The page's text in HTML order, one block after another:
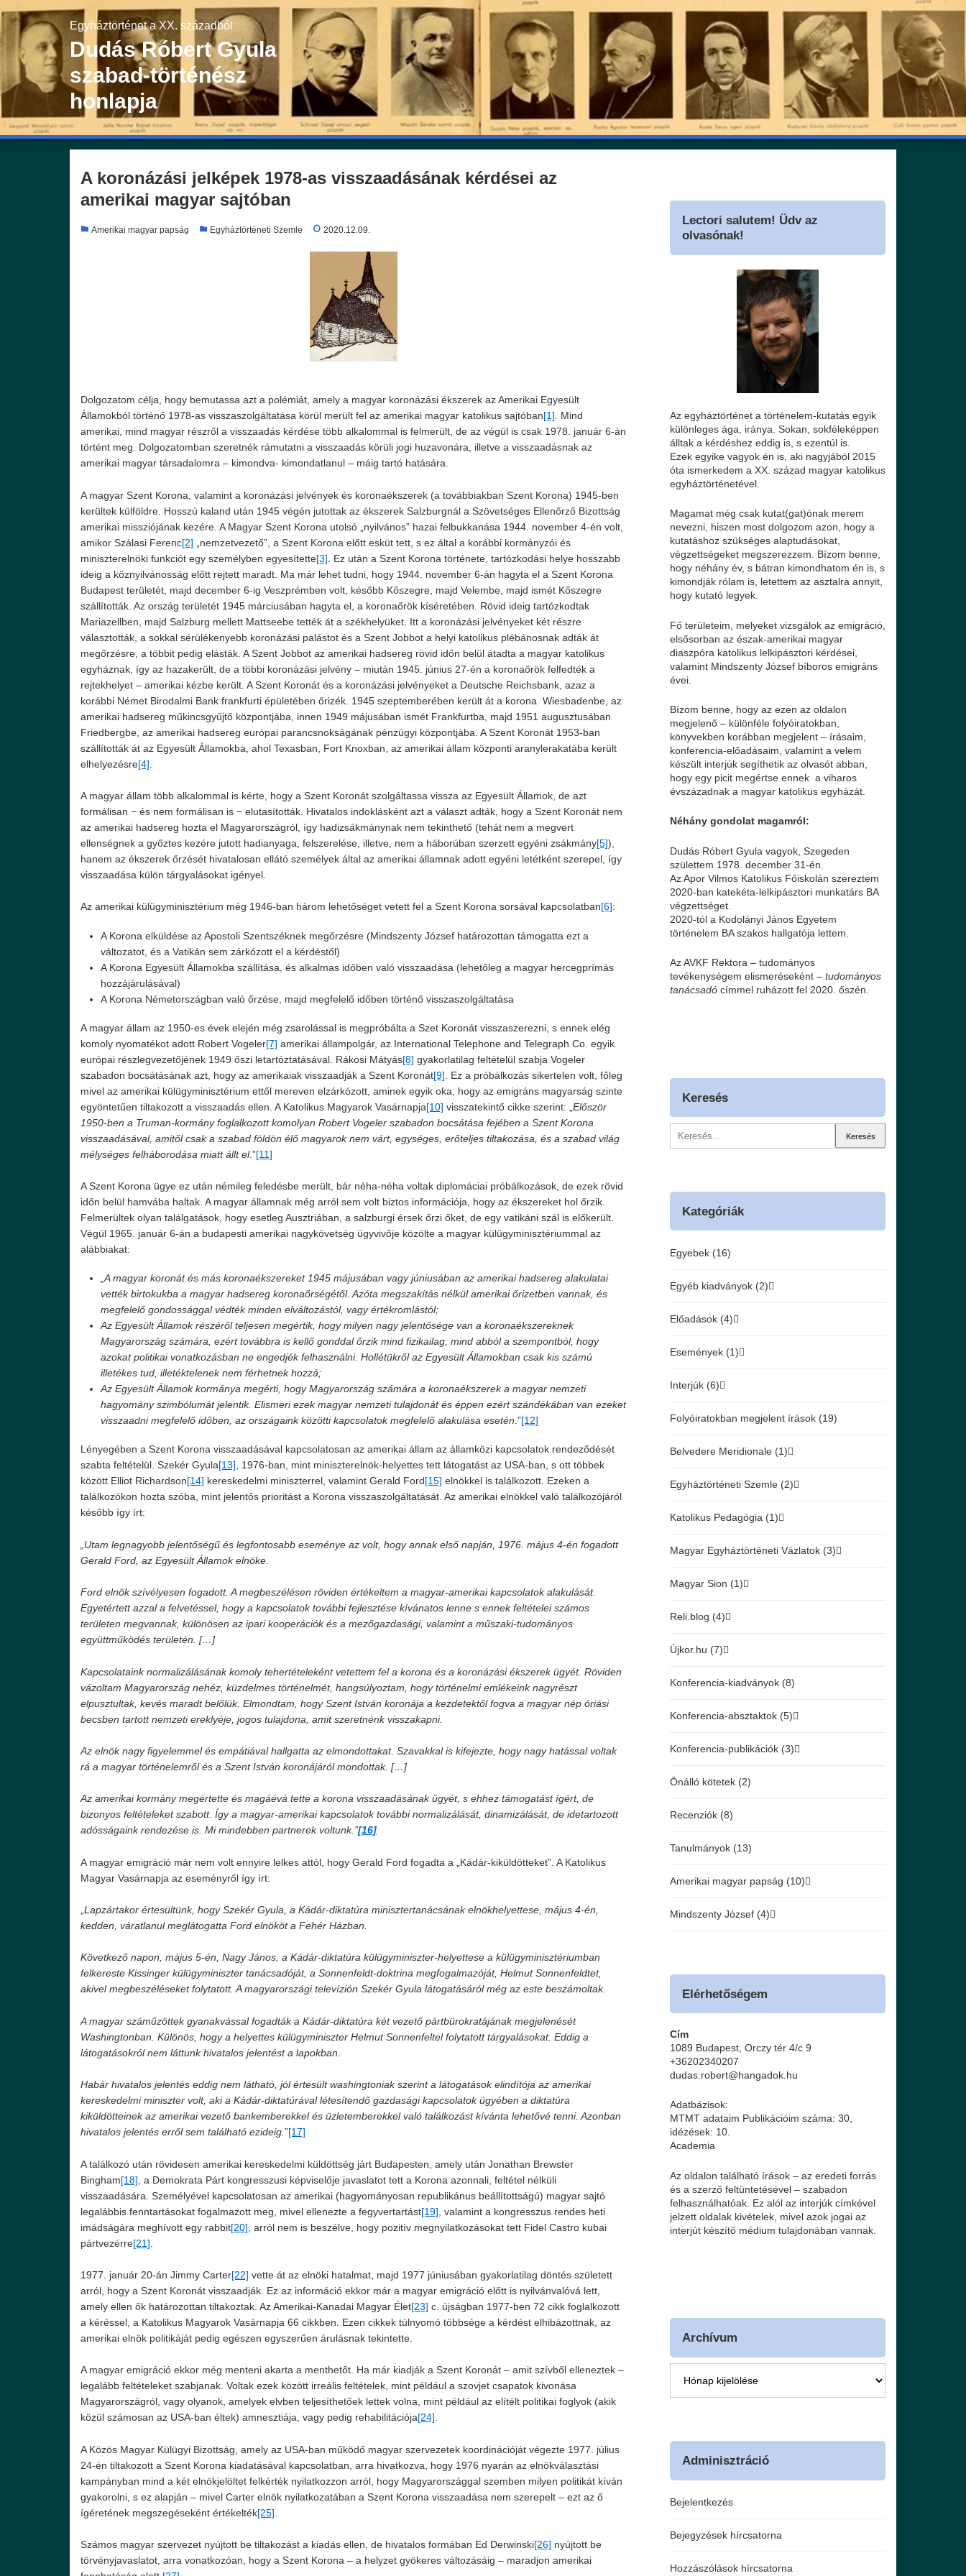
content
Egyháztörténet a XX. századból
Dudás Róbert Gyula
szabad-történész
honlapja
A koronázási jelképek 1978-as visszaadásának kérdései az
amerikai magyar sajtóban
Amerikai magyar papság Egyháztörténeti Szemle 2020.12.09.
Dolgozatom célja, hogy bemutassa azt a polémiát, amely a magyar koronázási ékszerek az Amerikai Egyesült
Államokból történő 1978-as visszaszolgáltatása körül merült fel az amerikai magyar katolikus sajtóban[1] . Mind
amerikai, mind magyar részről a visszaadás kérdése több alkalommal is felmerült, de az végül is csak 1978. január 6-án
történt meg. Dolgozatomban szeretnék rámutatni a visszaadás körüli jogi huzavonára, illetve a visszaadásnak az
amerikai magyar társadalomra – kimondva- kimondatlanul – máig tartó hatására.
A magyar Szent Korona, valamint a koronázási jelvények és koronaékszerek (a továbbiakban Szent Korona) 1945-ben
kerültek külföldre. Hosszú kaland után 1945 végén jutottak az ékszerek Salzburgnál a Szövetséges Ellenőrző Bizottság
amerikai missziójának kezére. A Magyar Szent Korona utolsó „nyilvános” hazai felbukkanása 1944. november 4-én volt,
amikor Szálasi Ferenc[2] „nemzetvezető”, a Szent Korona előtt esküt tett, s ez által a korábbi kormányzói és
miniszterelnöki funkciót egy személyben egyesítette[3] . Ez után a Szent Korona története, tartózkodási helye hosszabb
ideig a köznyilvánosság előtt rejtett maradt. Ma már lehet tudni, hogy 1944. november 6-án hagyta el a Szent Korona
Budapest területét, majd december 6-ig Veszprémben volt, később Kőszegre, majd Velembe, majd ismét Kőszegre
szállították. Az ország területét 1945 márciusában hagyta el, a koronaőrök kíséretében. Rövid ideig tartózkodtak
Mariazellben, majd Salzburg mellett Mattseebe tették át a székhelyüket. Itt a koronázási jelvényeket két részre
választották, a sokkal sérülékenyebb koronázási palástot és a Szent Jobbot a helyi katolikus plébánosnak adták át
megőrzésre, a többit pedig elásták. A Szent Jobbot az amerikai hadsereg rövid időn belül átadta a magyar katolikus
egyháznak, így az hazakerült, de a többi koronázási jelvény – miután 1945. június 27-én a koronaőrök felfedték a
rejtekhelyet – amerikai kézbe került. A Szent Koronát és a koronázási jelvényeket a Deutsche Reichsbank, azaz a
korábbi Német Birodalmi Bank frankfurti épületében őrizék. 1945 szeptemberében került át a korona Wiesbadenbe, az
amerikai hadsereg műkincsgyűjtő központjába, innen 1949 májusában ismét Frankfurtba, majd 1951 augusztusában
Friedbergbe, az amerikai hadsereg európai parancsnokságának pénzügyi központjába. A Szent Koronát 1953-ban
szállították át az Egyesült Államokba, ahol Texasban, Fort Knoxban, az amerikai állam központi aranylerakatába került
elhelyezésre[4]
A magyar állam több alkalommal is kérte, hogy a Szent Koronát szolgáltassa vissza az Egyesült Államok, de azt
formálisan − és nem formálisan is − elutasították. Hivatalos indoklásként azt a választ adták, hogy a Szent Koronát nem
az amerikai hadsereg hozta el Magyarországról, így hadizsákmánynak nem tekinthető (tehát nem a megvert
ellenségnek a győztes kezére jutott hadianyaga, felszerelése, illetve, nem a háborúban szerzett egyéni zsákmány[5]),
hanem az ékszerek őrzését hivatalosan ellátó személyek által az amerikai államnak adott egyéni letétként szerepel, így
visszaadása külön tárgyalásokat igényel.
Az amerikai külügyminisztérium még 1946-ban három lehetőséget vetett fel a Szent Korona sorsával kapcsolatban[6]:
A Korona elküldése az Apostoli Szentszéknek megőrzésre (Mindszenty József határozottan támogatta ezt a
változatot, és a Vatikán sem zárkózott el a kérdéstől)
A Korona Egyesült Államokba szállítása, és alkalmas időben való visszaadása (lehetőleg a magyar hercegprímás
hozzájárulásával)
A Korona Németországban való őrzése, majd megfelelő időben történő visszaszolgáltatása
A magyar állam az 1950-es évek elején még zsarolással is megpróbálta a Szet Koronát visszaszerezni, s ennek elég
komoly nyomatékot adott Robert Vogeler[7] amerikai állampolgár, az International Telephone and Telegraph Co. egyik
európai részlegvezetőjének 1949 őszi letartóztatásával. Rákosi Mátyás[8] gyakorlatilag feltételül szabja Vogeler
szabadon bocsátásának azt, hogy az amerikaiak visszaadják a Szent Koronát[9] . Ez a próbálkozás sikertelen volt, főleg
mivel az amerikai külügyminisztérium ettől mereven elzárkózott, aminek egyik oka, hogy az emigráns magyarság szinte
egyöntetűen tiltakozott a visszaadás ellen. A Katolikus Magyarok Vasárnapja[10] visszatekintő cikke szerint: „ Először
1950-ben a Truman-kormány foglalkozott komolyan Robert Vogeler szabadon bocsátása fejében a Szent Korona
visszaadásával, amitől csak a szabad földön élő magyarok nem várt, egységes, erőteljes tiltakozása, és a szabad világ
mélységes felháborodása miatt állt el.”[11]
A Szent Korona ügye ez után némileg feledésbe merült, bár néha-néha voltak diplomáciai próbálkozások, de ezek rövid
időn belül hamvába haltak. A magyar államnak még arról sem volt biztos információja, hogy az ékszereket hol őrzik.
Felmerültek olyan találgatások, hogy esetleg Ausztriában, a salzburgi érsek őrzi őket, de egy vatikáni szál is előkerült.
Végül 1965. január 6-án a budapesti amerikai nagykövetség ügyvivője közölte a magyar külügyminisztériummal az
alábbiakat:
„A magyar koronát és más koronaékszereket 1945 májusában vagy júniusában az amerikai hadsereg alakulatai
vették birtokukba a magyar hadsereg koronaőrségétől. Azóta megszakítás nélkül amerikai őrizetben vannak, és
megfelelő gondossággal védték minden elváltozástól, vagy értékromlástól;
Az Egyesült Államok részéről teljesen megértik, hogy milyen nagy jelentősége van a koronaékszereknek
Magyarország számára, ezért továbbra is kellő gonddal őrzik mind fizikailag, mind abból a szempontból, hogy
azokat politikai vonatkozásban ne engedjék felhasználni. Hollétükről az Egyesült Államokban csak kis számú
illetékes tud, illetéktelenek nem férhetnek hozzá;
Az Egyesült Államok kormánya megérti, hogy Magyarország számára a koronaékszerek a magyar nemzeti
hagyomány szimbólumát jelentik. Elismeri ezek magyar nemzeti tulajdonát és éppen ezért szándékában van ezeket
visszaadni megfelelő időben, az országaink közötti kapcsolatok megfelelő alakulása esetén.”[12]
Lényegében a Szent Korona visszaadásával kapcsolatosan az amerikai állam az államközi kapcsolatok rendeződését
szabta feltételül. Szekér Gyula[13], 1976-ban, mint miniszterelnök-helyettes tett látogatást az USA-ban, s ott többek
között Elliot Richardson[14] kereskedelmi miniszterrel, valamint Gerald Ford[15] elnökkel is találkozott. Ezeken a
találkozókon hozta szóba, mint jelentős prioritást a Korona visszaszolgáltatását. Az amerikai elnökkel való találkozójáról
később így írt:
„Utam legnagyobb jelentőségű és legfontosabb eseménye az volt, hogy annak első napján, 1976. május 4-én fogadott
Gerald Ford, az Egyesült Államok elnöke.
Ford elnök szívélyesen fogadott. A megbeszélésen röviden értékeltem a magyar-amerikai kapcsolatok alakulását.
Egyetértett azzal a felvetéssel, hogy a kapcsolatok további fejlesztése kívánatos lenne s ennek feltételei számos
területen megvannak, különösen az ipari kooperációk és a mezőgazdasági, valamint a műszaki-tudományos
együttműködés területén. […]
Kapcsolataink normalizálásának komoly tehertételeként vetettem fel a korona és a koronázási ékszerek ügyét. Röviden
vázoltam Magyarország nehéz, küzdelmes történelmét, hangsúlyoztam, hogy történelmi emlékeink nagyrészt
elpusztultak, kevés maradt belőlük. Elmondtam, hogy Szent István koronája a kezdetektől fogva a magyar nép óriási
becsben tartott nemzeti ereklyéje, jogos tulajdona, amit szeretnénk visszakapni.
Az elnök nagy figyelemmel és empátiával hallgatta az elmondottakat. Szavakkal is kifejezte, hogy nagy hatással voltak
rá a magyar történelemről és a Szent István koronájáról mondottak. […]
Az amerikai kormány megértette és magáévá tette a korona visszaadásának ügyét, s ehhez támogatást ígért, de
bizonyos feltételeket szabott. Így a magyar-amerikai kapcsolatok további normalizálását, dinamizálását, de idetartozott
adósságaink rendezése is. Mi mindebben partnerek voltunk.”[16]
A magyar emigráció már nem volt ennyire lelkes attól, hogy Gerald Ford fogadta a „Kádár-kiküldötteket”. A Katolikus
Magyar Vasárnapja az eseményről így írt:
Lapzártakor értesültünk, hogy Szekér Gyula, a Kádár-diktatúra minisztertanácsának elnökhelyettese, május 4-én,
kedden, váratlanul meglátogatta Ford elnököt a Fehér Házban.
Következő napon, május 5-én, Nagy János, a Kádár-diktatúra külügyminiszter-helyettese a külügyminisztériumban
felkereste Kissinger külügyminiszter tanácsadóját, a Sonnenfeldt-doktrina megfogalmazóját, Helmut Sonnenfeldtet,
akivel megbeszéléseket folytatott. A magyarországi televízión Szekér Gyula látogatásáról még az este beszámoltak.
A magyar száműzöttek gyanakvással fogadták a Kádár-diktatúra két vezető pártbürokratájának megjelenését
Washingtonban. Különös, hogy a helyettes külügyminiszter Helmut Sonnenfeltel folytatott tárgyalásokat. Eddig a
látogatásokról nem láttunk hivatalos jelentést a lapokban.
Habár hivatalos jelentés eddig nem látható, jól értesült washingtoniak szerint a látogatások elindítója az amerikai
kereskedelmi miniszter volt, aki a Kádár-diktatúrával létesítendő gazdasági kapcsolatok ügyében a diktatúra
kiküldötteinek az amerikai vezető bankemberekkel és üzletemberekkel való találkozást kívánta lehetővé tenni. Azonban
hivatalos jelentés erről sem található ezideig. ”[17]
A találkozó után rövidesen amerikai kereskedelmi küldöttség járt Budapesten, amely után Jonathan Brewster
Bingham[18] , a Demokrata Párt kongresszusi képviselője javaslatot tett a Korona azonnali, feltétel nélküli
visszaadására. Személyével kapcsolatosan az amerikai (hagyományosan republikánus beállítottságú) magyar sajtó
legalábbis fenntartásokat fogalmazott meg, mivel ellenezte a fegyvertartást[19] , valamint a kongresszus rendes heti
imádságára meghívott egy rabbit[20] , arról nem is beszélve, hogy pozitív megnyilatkozásokat tett Fidel Castro kubai
pártvezérre[21]
1977. január 20-án Jimmy Carter[22] vette át az elnöki hatalmat, majd 1977 júniusában gyakorlatilag döntés született
arról, hogy a Szent Koronát visszaadják. Ez az információ ekkor már a magyar emigráció előtt is nyilvánvalóvá lett,
amely ellen ők határozottan tiltakoztak. Az Amerikai-Kanadai Magyar Élet[23] c. újságban 1977-ben 72 cikk foglalkozott
a kéréssel, a Katolikus Magyarok Vasárnapja 66 cikkben. Ezen cikkek túlnyomó többsége a kérdést elhibázottnak, az
amerikai elnök politikáját pedig egészen egyszerűen árulásnak tekintette.
A magyar emigráció ekkor még menteni akarta a menthetőt. Ha már kiadják a Szent Koronát – amit szívből elleneztek –
legalább feltételeket szabjanak. Voltak ezek között irreális feltételek, mint például a szovjet csapatok kivonása
Magyarországról, vagy olyanok, amelyek elvben teljesíthetőek lettek volna, mint például az elítélt politikai foglyok (akik
közül számosan az USA-ban éltek) amnesztiája, vagy pedig rehabilitációja[24].
A Közös Magyar Külügyi Bizottság, amely az USA-ban működő magyar szervezetek koordinációját végezte 1977. július
24-én tiltakozott a Szent Korona kiadatásával kapcsolatban, arra hivatkozva, hogy 1976 nyarán az elnökválasztási
kampányban mind a két elnökjelöltet felkérték nyilatkozzon arról, hogy Magyarországgal szemben milyen politikát kíván
gyakorolni, s ez alapján – mivel Carter elnök nyilatkozatában a Szent Korona visszaadása nem szerepelt – ezt az ő
ígéretének megszegéseként értékelték[25]
Számos magyar szervezet nyújtott be tiltakozást a kiadás ellen, de hivatalos formában Ed Derwinski[26] nyújtott be
törvényjavaslatot, arra vonatkozóan, hogy a Szent Korona – a helyzet gyökeres változásáig – maradjon amerikai
Lectori salutem! Üdv az
olvasónak!
Az egyháztörténet a történelem-kutatás egyik
különleges ága, iránya. Sokan, sokféleképpen
álltak a kérdéshez eddig is, s ezentúl is.
Ezek egyike vagyok én is, aki nagyjából 2015
óta ismerkedem a XX. század magyar katolikus
egyháztörténetével.
Magamat még csak kutat(gat)ónak merem
nevezni, hiszen most dolgozom azon, hogy a
kutatáshoz szükséges alaptudásokat,
végzettségeket megszerezzem. Bízom benne,
hogy néhány év, s bátran kimondhatom én is, s
kimondják rólam is, letettem az asztalra annyit,
hogy kutató legyek.
Fő területeim, melyeket vizsgálok az emigráció,
elsősorban az észak-amerikai magyar
diaszpóra katolikus lelkipásztori kérdései,
valamint Mindszenty József bíboros emigráns
évei.
Bízom benne, hogy az ezen az oldalon
megjelenő – különféle folyóiratokban,
könyvekben korábban megjelent – írásaim,
konferencia-előadásaim, valamint a velem
készült interjúk segíthetik az olvasót abban,
hogy egy picit megértse ennek a viharos
évszázadnak a magyar katolikus egyházát.
Néhány gondolat magamról:
Dudás Róbert Gyula vagyok, Szegeden
születtem 1978. december 31-én.
AzApor Vilmos Katolikus Főiskolán szereztem
2020-ban katekéta-lelkipásztori munkatárs BA
végzettséget.
2020-tól a Kodolányi János Egyetem
történelem BA szakos hallgatója lettem.
Az AVKF Rektora – tudományos
tevékenységem elismeréseként – tudományos
tanácsadó címmel ruházott fel 2020. őszén.
Keresés
Kategóriák
Egyebek (16)
Egyéb kiadványok (2)
Előadások (4)
Események (1)
Interjúk (6)
Folyóiratokban megjelent írások (19)
Belvedere Meridionale (1)
Egyháztörténeti Szemle (2)
Katolikus Pedagógia (1)
Magyar Egyháztörténeti Vázlatok (3)
Magyar Sion (1)
Reli.blog (4)
Újkor.hu (7)
Konferencia-kiadványok (8)
Konferencia-absztaktok (5)
Konferencia-publikációk (3)
Önálló kötetek (2)
Recenziók (8)
Tanulmányok (13)
Amerikai magyar papság (10)
Mindszenty József (4)
Elérhetőségem
Cím
1089 Budapest, Orczy tér 4/c 9
+36202340207
dudas.robert@hangadok.hu
Adatbázisok:
MTMT adataim Publikációim száma: 30,
idézések: 10.
Academia
Az oldalon található írások – az eredeti forrás
és a szerző feltüntetésével – szabadon
felhasználhatóak. Ez alól az interjúk címkével
jelzett oldalak kivételek, mivel azok jogai az
interjút készítő médium tulajdonában vannak.
Archívum
Adminisztráció
Bejelentkezés
Bejegyzések hírcsatorna
Hozzászólások hírcsatorna